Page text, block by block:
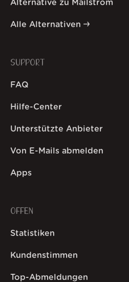
Alternative zu Mailstrom
Alle Alternativen
SUPPORT
FAQ
Hilfe-Center
Unterstützte Anbieter
Von E-Mails abmelden
Apps
OFFEN
Statistiken
Kundenstimmen
Top-Abmeldungen